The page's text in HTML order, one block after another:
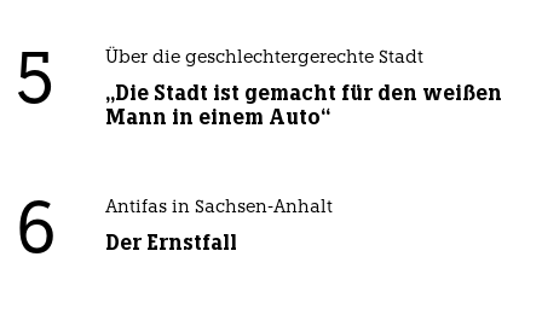
5 Über die geschlechtergerechte Stadt
„Die Stadt ist gemacht für den weißen
Mann in einem Auto“
6 Antifas in Sachsen-Anhalt
Der Ernstfall